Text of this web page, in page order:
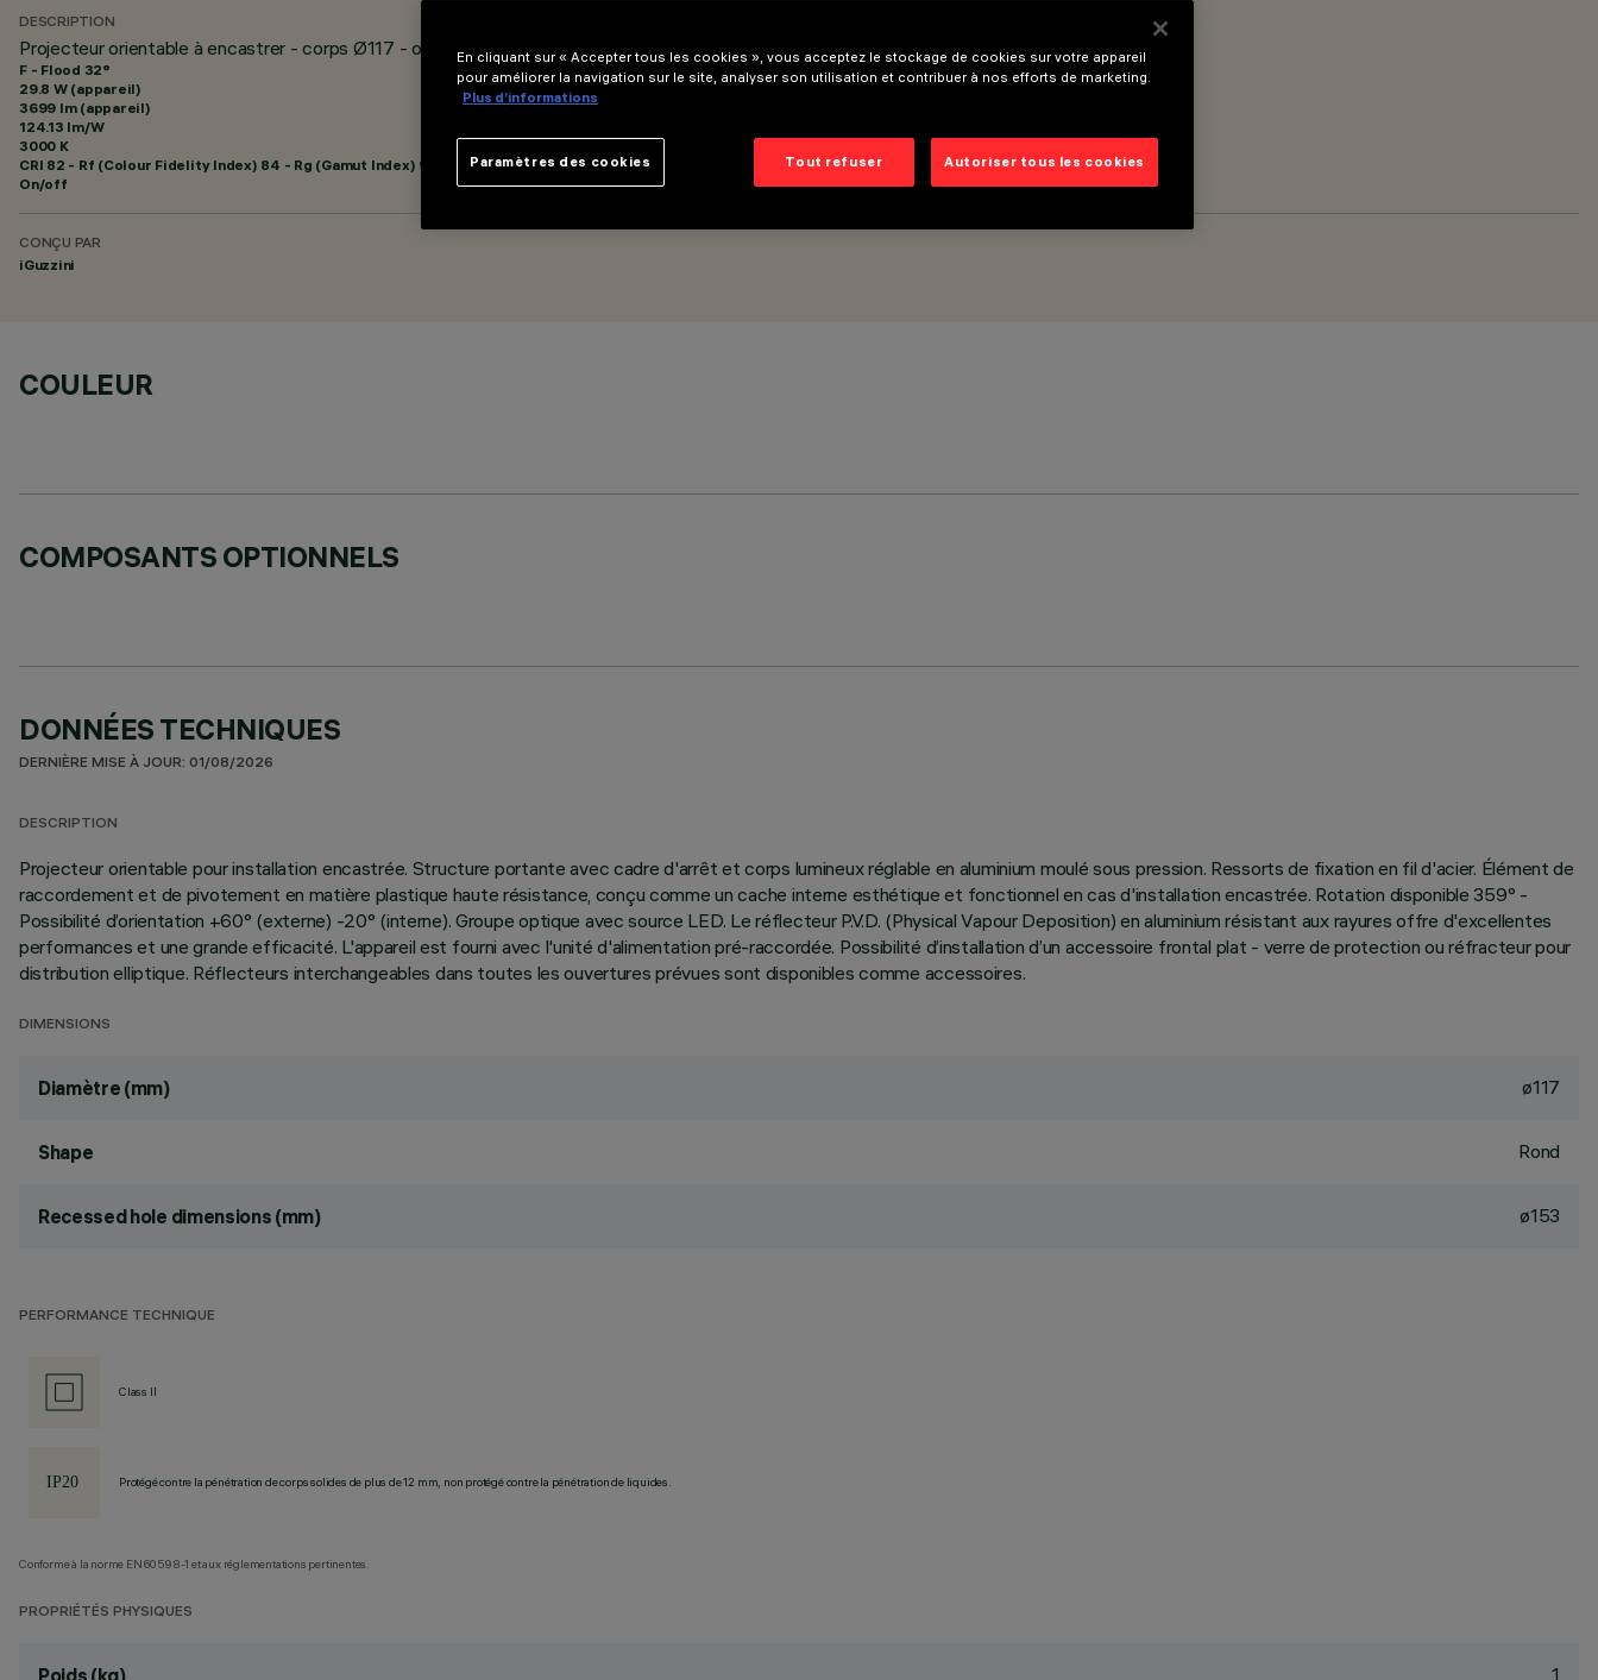
DESCRIPTION
Projecteur orientable à encastrer - corps Ø117 - optique Medium
F - Flood 32°
29.8 W (appareil)
3699 lm (appareil)
124.13 lm/W
3000 K
CRI 82 - Rf (Colour Fidelity Index) 84 - Rg (Gamut Index) 95
On/off
CONÇU PAR
iGuzzini
COULEUR
COMPOSANTS OPTIONNELS
DONNÉES TECHNIQUES
DERNIÈRE MISE À JOUR: 01/08/2026
DESCRIPTION
Projecteur orientable pour installation encastrée. Structure portante avec cadre d'arrêt et corps lumineux réglable en aluminium moulé sous pression. Ressorts de fixation en fil d'acier. Élément de
raccordement et de pivotement en matière plastique haute résistance, conçu comme un cache interne esthétique et fonctionnel en cas d'installation encastrée. Rotation disponible 359° -
Possibilité d’orientation +60° (externe) -20° (interne). Groupe optique avec source LED. Le réflecteur P.V.D. (Physical Vapour Deposition) en aluminium résistant aux rayures offre d'excellentes
performances et une grande efficacité. L'appareil est fourni avec l'unité d'alimentation pré-raccordée. Possibilité d’installation d’un accessoire frontal plat - verre de protection ou réfracteur pour
distribution elliptique. Réflecteurs interchangeables dans toutes les ouvertures prévues sont disponibles comme accessoires.
DIMENSIONS
Diamètre (mm) ø117
Shape Rond
Recessed hole dimensions (mm) ø153
PERFORMANCE TECHNIQUE
Class II
Protégé contre la pénétration de corps solides de plus de 12 mm, non protégé contre la pénétration de liquides.
Conforme à la norme EN60598-1 et aux réglementations pertinentes.
PROPRIÉTÉS PHYSIQUES
Poids (kg) 1
En cliquant sur « Accepter tous les cookies », vous acceptez le stockage de cookies sur votre appareil
pour améliorer la navigation sur le site, analyser son utilisation et contribuer à nos efforts de marketing.
Plus d’informations
Tout refuser Autoriser tous les cookies
Paramètres des cookies